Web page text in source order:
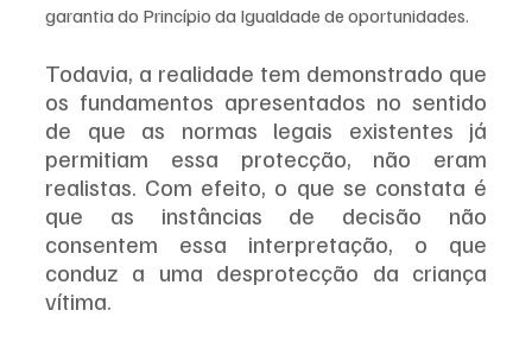
garantia do Princípio da Igualdade de oportunidades.
Todavia, a realidade tem demonstrado que
os fundamentos apresentados no sentido
de que as normas legais existentes já
permitiam essa protecção, não eram
realistas. Com efeito, o que se constata é
que as instâncias de decisão não
consentem essa interpretação, o que
conduz a uma desprotecção da criança
vítima.